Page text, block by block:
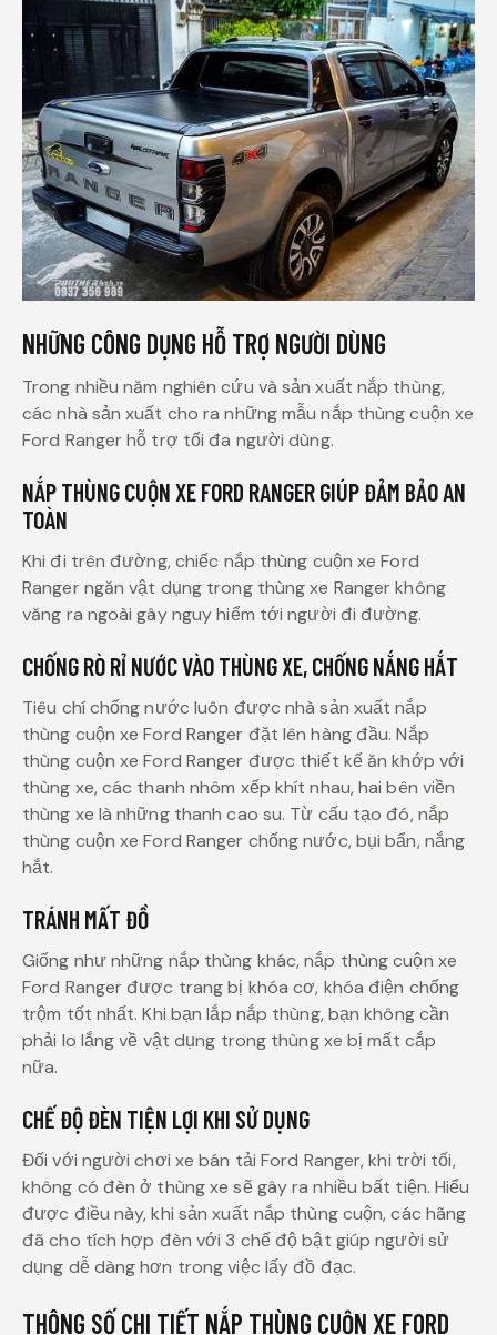
NHỮNG CÔNG DỤNG HỖ TRỢ NGƯỜI DÙNG
Trong nhiều năm nghiên cứu và sản xuất nắp thùng,
các nhà sản xuất cho ra những mẫu nắp thùng cuộn xe
Ford Ranger hỗ trợ tối đa người dùng.
NẮP THÙNG CUỘN XE FORD RANGER GIÚP ĐẢM BẢO AN
TOÀN
Khi đi trên đường, chiếc nắp thùng cuộn xe Ford
Ranger ngăn vật dụng trong thùng xe Ranger không
văng ra ngoài gây nguy hiểm tới người đi đường.
CHỐNG RÒ RỈ NƯỚC VÀO THÙNG XE, CHỐNG NẮNG HẮT
Tiêu chí chống nước luôn được nhà sản xuất nắp
thùng cuộn xe Ford Ranger đặt lên hàng đầu. Nắp
thùng cuộn xe Ford Ranger được thiết kế ăn khớp với
thùng xe, các thanh nhôm xếp khít nhau, hai bên viền
thùng xe là những thanh cao su. Từ cấu tạo đó, nắp
thùng cuộn xe Ford Ranger chống nước, bụi bẩn, nắng
hắt.
TRÁNH MẤT ĐỒ
Giống như những nắp thùng khác, nắp thùng cuộn xe
Ford Ranger được trang bị khóa cơ, khóa điện chống
trộm tốt nhất. Khi bạn lắp nắp thùng, bạn không cần
phải lo lắng về vật dụng trong thùng xe bị mất cắp
nữa.
CHẾ ĐỘ ĐÈN TIỆN LỢI KHI SỬ DỤNG
Đối với người chơi xe bán tải Ford Ranger, khi trời tối,
không có đèn ở thùng xe sẽ gây ra nhiều bất tiện. Hiểu
được điều này, khi sản xuất nắp thùng cuộn, các hãng
đã cho tích hợp đèn với 3 chế độ bật giúp người sử
dụng dễ dàng hơn trong việc lấy đồ đạc.
THÔNG SỐ CHI TIẾT NẮP THÙNG CUỘN XE FORD